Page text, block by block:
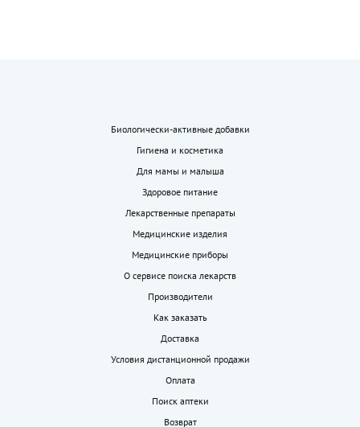
Биологически-активные добавки
Гигиена и косметика
Для мамы и малыша
Здоровое питание
Лекарственные препараты
Медицинские изделия
Медицинские приборы
О сервисе поиска лекарств
Производители
Как заказать
Доставка
Условия дистанционной продажи
Оплата
Поиск аптеки
Возврат